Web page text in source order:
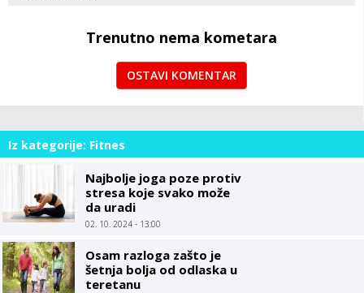
Trenutno nema kometara
OSTAVI KOMENTAR
Iz kategorije: Fitnes
Najbolje joga poze protiv
stresa koje svako može
da uradi
02. 10. 2024 - 13:00
Osam razloga zašto je
šetnja bolja od odlaska u
teretanu